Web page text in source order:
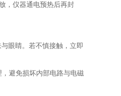
，仪器通电预热后再封
眼睛。若不慎接触，立即
避免损坏内部电路与电磁